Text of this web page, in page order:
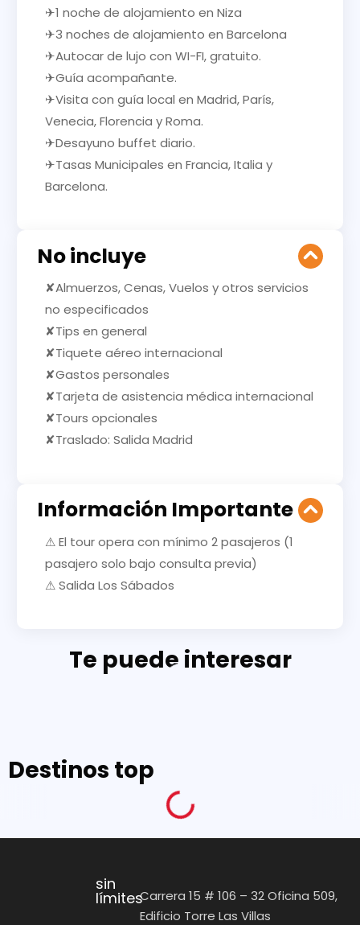
✈1 noche de alojamiento en Niza
✈3 noches de alojamiento en Barcelona
✈Autocar de lujo con WI-FI, gratuito.
✈Guía acompañante.
✈Visita con guía local en Madrid, París,
Venecia, Florencia y Roma.
✈Desayuno buffet diario.
✈Tasas Municipales en Francia, Italia y
Barcelona.
No incluye
✘Almuerzos, Cenas, Vuelos y otros servicios
no especificados
✘Tips en general
✘Tiquete aéreo internacional
✘Gastos personales
✘Tarjeta de asistencia médica internacional
✘Tours opcionales
✘Traslado: Salida Madrid
Información Importante
⚠ El tour opera con mínimo 2 pasajeros (1
pasajero solo bajo consulta previa)
⚠ Salida Los Sábados
Te puede interesar
Destinos top
sin
límitesCarrera 15 # 106 – 32 Oficina 509,
Edificio Torre Las Villas